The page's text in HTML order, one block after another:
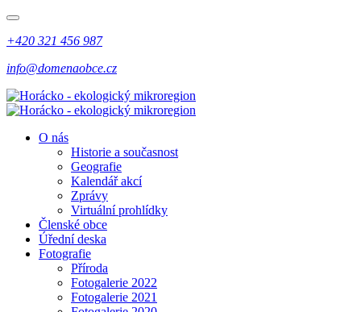
+420 321 456 987
info@domenaobce.cz
O nás
Historie a současnost
Geografie
Kalendář akcí
Zprávy
Virtuální prohlídky
Členské obce
Úřední deska
Fotografie
Příroda
Fotogalerie 2022
Fotogalerie 2021